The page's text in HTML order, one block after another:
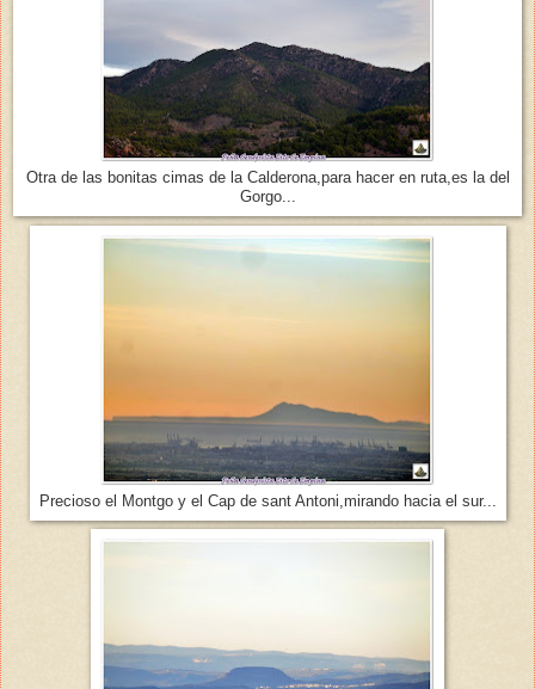
Otra de las bonitas cimas de la Calderona,para hacer en ruta,es la del
Gorgo...
Precioso el Montgo y el Cap de sant Antoni,mirando hacia el sur...